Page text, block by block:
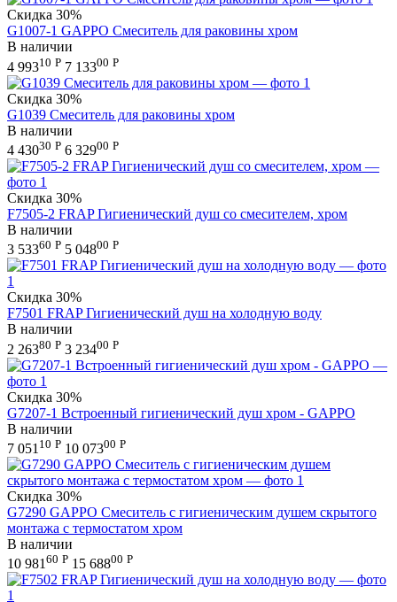
Скидка 30%
G1007-1 GAPPO Смеситель для раковины хром
В наличии
4 99310 Р 7 13300 Р
Скидка 30%
G1039 Смеситель для раковины хром
В наличии
4 43030 Р 6 32900 Р
Скидка 30%
F7505-2 FRAP Гигиенический душ со смесителем, хром
В наличии
3 53360 Р 5 04800 Р
Скидка 30%
F7501 FRAP Гигиенический душ на холодную воду
В наличии
2 26380 Р 3 23400 Р
Скидка 30%
G7207-1 Встроенный гигиенический душ хром - GAPPO
В наличии
7 051 10 Р 10 07300 Р
Скидка 30%
G7290 GAPPO Смеситель с гигиеническим душем скрытого
монтажа с термостатом хром
В наличии
10 981 60 Р 15 68800 Р